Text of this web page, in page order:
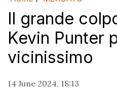
Il grande
Kevin Punter
vicinissimo
14 June 2024, 18:13